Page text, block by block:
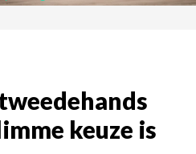
keuze is